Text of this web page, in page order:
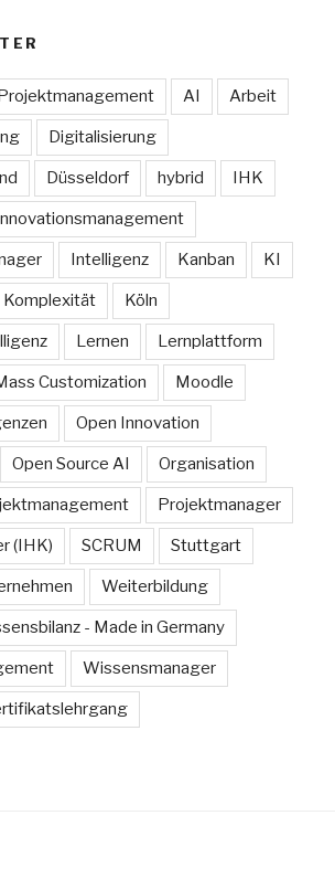
AI Arbeit
Digitalisierung
Düsseldorf hybrid IHK
Intelligenz Kanban KI
Komplexität Köln
Lernen Lernplattform
Customization Moodle
Open Innovation
Open Source AI Organisation
Projektmanager
(IHK) SCRUM Stuttgart
Weiterbildung
- Made in Germany
Wissensmanager